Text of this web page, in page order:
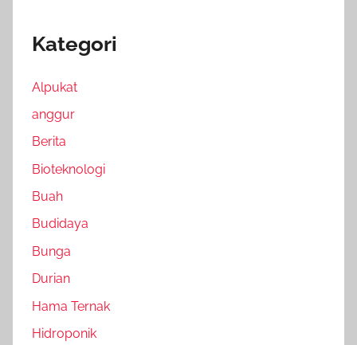
Kategori
Alpukat
anggur
Berita
Bioteknologi
Buah
Budidaya
Bunga
Durian
Hama Ternak
Hidroponik